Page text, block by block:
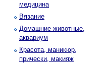
медицина
Вязание
Домашние животные,
аквариум
Красота, маникюр,
прически, макияж